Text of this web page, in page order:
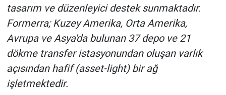
tasarım ve düzenleyici destek sunmaktadır.
Formerra; Kuzey Amerika, Orta Amerika,
Avrupa ve Asya'da bulunan 37 depo ve 21
dökme transfer istasyonundan oluşan varlık
açısından hafif (asset-light) bir ağ
işletmektedir.